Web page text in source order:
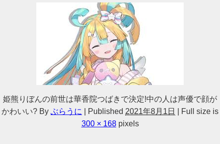
姫熊りぼんの前世は華香院つばきで決定!中の人は声優で顔が
かわいい? By ぶらうに Published 2021年8月1日
Full size is
300 × 168pixels